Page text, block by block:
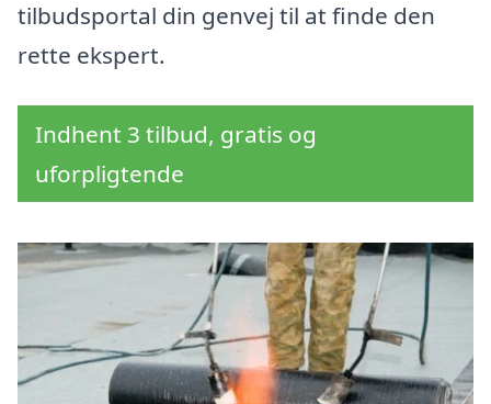
tilbudsportal din genvej til at finde den
rette ekspert.
Indhent 3 tilbud, gratis og
uforpligtende